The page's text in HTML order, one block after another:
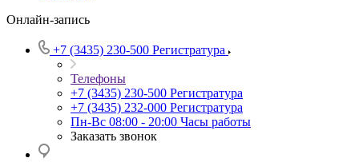
Онлайн-запись
+7 (3435) 230-500 Регистратура
Телефоны
+7 (3435) 230-500 Регистратура
+7 (3435) 232-000 Регистратура
Пн-Вс 08:00 - 20:00 Часы работы
Заказать звонок